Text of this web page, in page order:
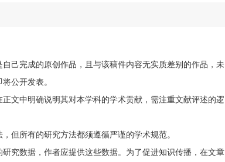
己完成的原创作品，且与该稿件内容无实质差别的作品，未
公开发表。
文中明确说明其对本学科的学术贡献，需注重文献评述的逻
但所有的研究方法都须遵循严谨的学术规范。
究数据，作者应提供这些数据。为了促进知识传播，在文章